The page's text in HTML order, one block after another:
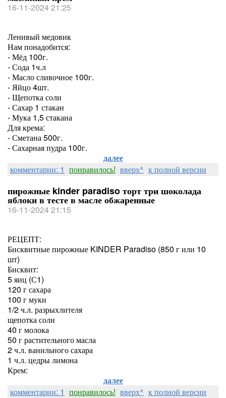
16-11-2024 21:25
Ленивый медовик
Нам понадобится:
- Мёд 100г.
- Сода 1ч.л
- Масло сливочное 100г.
- Яйцо 4шт.
- Щепотка соли
- Сахар 1 стакан
- Мука 1,5 стакана
Для крема:
- Сметана 500г.
- Сахарная пудра 100г.
далее
комментарии: 1 понравилось! вверх^ к полной версии
пирожные kinder paradiso торт три шоколада
яблоки в тесте в масле обжаренные
16-11-2024 21:15
РЕЦЕПТ:
Бисквитные пирожные KINDER Paradiso (850 г или 10
шт)
Бисквит:
5 яиц (С1)
120 г сахара
100 г муки
1/2 ч.л. разрыхлителя
щепотка соли
40 г молока
50 г растительного масла
2 ч.л. ванильного сахара
1 ч.л. цедры лимона
Крем:
далее
комментарии: 1 понравилось! вверх^ к полной версии